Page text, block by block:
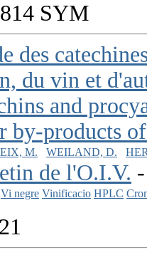
SYM
des
du vin et
and
by-products
M. WEILAND, D.
de l'O.I.V.
Vi negre Vinificacio HPLC